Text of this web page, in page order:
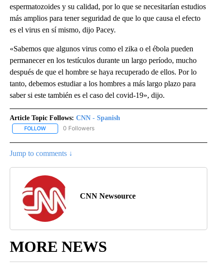
espermatozoides y su calidad, por lo que se necesitarían estudios
más amplios para tener seguridad de que lo que causa el efecto
es el virus en sí mismo, dijo Pacey.
«Sabemos que algunos virus como el zika o el ébola pueden
permanecer en los testículos durante un largo período, mucho
después de que el hombre se haya recuperado de ellos. Por lo
tanto, debemos estudiar a los hombres a más largo plazo para
saber si este también es el caso del covid-19», dijo.
Article Topic Follows: CNN - Spanish
FOLLOW FOLLOW "CNN - SPANISH" TO RECEIVE NOTIFICATIONS ABOUT
0 Followers
Jump to comments ↓
CNN Newsource
MORE NEWS